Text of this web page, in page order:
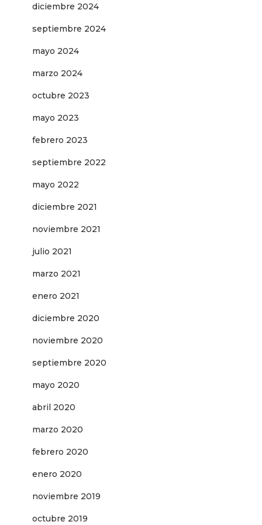
diciembre 2024
septiembre 2024
mayo 2024
marzo 2024
octubre 2023
mayo 2023
febrero 2023
septiembre 2022
mayo 2022
diciembre 2021
noviembre 2021
julio 2021
marzo 2021
enero 2021
diciembre 2020
noviembre 2020
septiembre 2020
mayo 2020
abril 2020
marzo 2020
febrero 2020
enero 2020
noviembre 2019
octubre 2019